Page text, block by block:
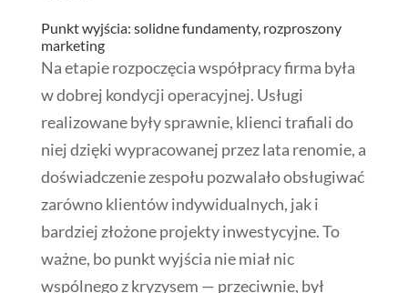
Punkt wyjścia: solidne fundamenty, rozproszony
marketing
Na etapie rozpoczęcia współpracy firma była
w dobrej kondycji operacyjnej. Usługi
realizowane były sprawnie, klienci trafiali do
niej dzięki wypracowanej przez lata renomie, a
doświadczenie zespołu pozwalało obsługiwać
zarówno klientów indywidualnych, jak i
bardziej złożone projekty inwestycyjne. To
ważne, bo punkt wyjścia nie miał nic
wspólnego z kryzysem — przeciwnie, był